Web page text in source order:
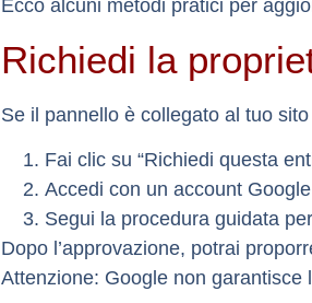
Ecco alcuni metodi pratici per
Richiedi la
Se il pannello è collegato al tuo
Fai clic su “Richiedi questa
Accedi con un account
Segui la procedura guidata
Dopo l’approvazione, potrai
Attenzione: Google non garantisce